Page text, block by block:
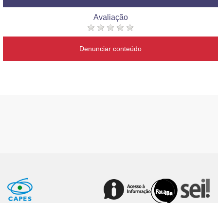
Avaliação
Denunciar conteúdo